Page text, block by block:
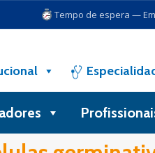
Tempo de espera —